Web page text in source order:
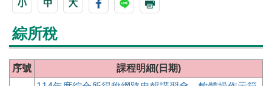
綜所稅
序號 課程明細(日期)